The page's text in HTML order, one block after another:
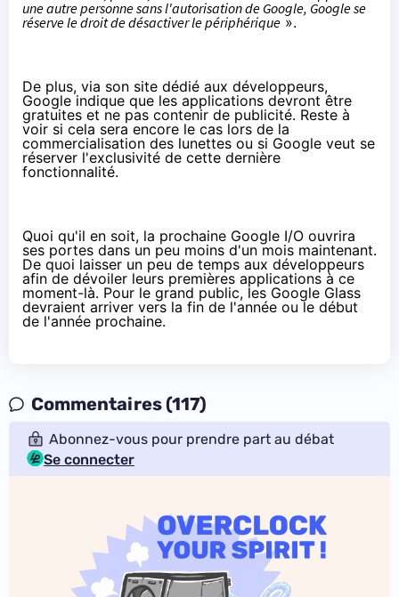
une autre personne sans l'autorisation de Google, Google se
réserve le droit de désactiver le périphérique ».
De plus, via son site dédié aux développeurs,
Google indique que les applications devront être
gratuites et ne pas contenir de publicité. Reste à
voir si cela sera encore le cas lors de la
commercialisation des lunettes ou si Google veut se
réserver l'exclusivité de cette dernière
fonctionnalité.
Quoi qu'il en soit, la prochaine Google I/O ouvrira
ses portes dans un peu moins d'un mois maintenant.
De quoi laisser un peu de temps aux développeurs
afin de dévoiler leurs premières applications à ce
moment-là. Pour le grand public, les Google Glass
devraient arriver vers la fin de l'année ou le début
de l'année prochaine.
Commentaires (117)
Abonnez-vous pour prendre part au débat
Se connecter